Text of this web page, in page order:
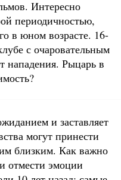
Интересно
периодичностью,
в юном возрасте. 16-
с очаровательным
нападения. Рыцарь в
и заставляет
могут принести
близким. Как важно
отмести эмоции